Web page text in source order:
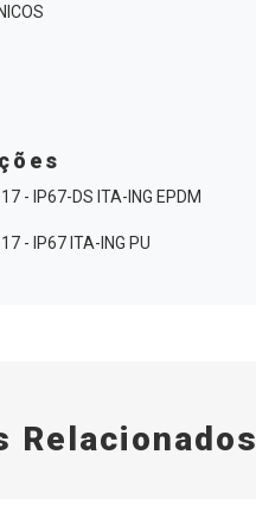
- IP67-DS ITA-ING EPDM
- IP67 ITA-ING PU
Relacionados